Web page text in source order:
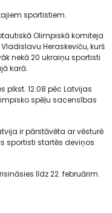
sportistiem.
Olimpiskā komiteja
Heraskeviču, kurš
nekā 20 ukraiņu sportisti
karā.
plkst. 12.08 pēc Latvijas
spēļu sacensības
ir pārstāvēta ar vēsturē
sportisti startēs deviņos
līdz 22. februārim.